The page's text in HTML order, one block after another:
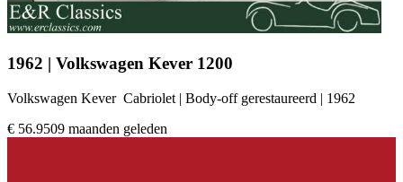
1962 | Volkswagen Kever 1200
Volkswagen Kever Cabriolet | Body-off gerestaureerd | 1962
€ 56.9509 maanden geleden